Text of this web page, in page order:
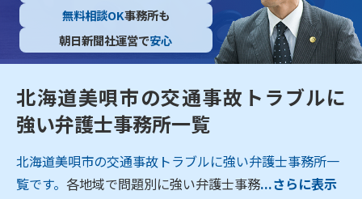
無料相談OK事務所も
朝日新聞社運営で安心
北海道美唄市の交通事故トラブルに
強い弁護士事務所一覧
北海道美唄市の交通事故トラブルに強い弁護士事務所一
覧です。各地域で問題別に強い弁護士事務...さらに表示